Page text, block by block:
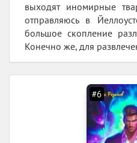
выходят иномирные
отправляюсь в
большое скопление
Конечно же, для
#6